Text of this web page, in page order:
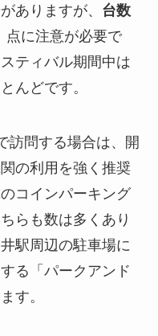
ありますが、 台数
点に注意が必要で
ティバル期間中は
んどです。
訪問する場合は、開
の利用を強く推奨
コインパーキング
らも数は多くあり
駅周辺の駐車場に
る「パークアンド
す。